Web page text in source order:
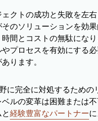
クトの成功と失敗を左
のソリューションを効
間とコストの無駄にな
プロセスを有効にする
ります。
に完全に対処するための
ルの変革は困難または
経験豊富なパートナー